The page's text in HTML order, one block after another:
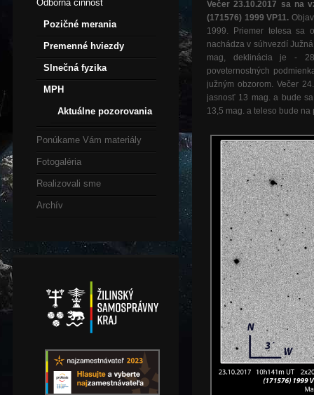
Odborná činnosť
Pozičné merania
Premenné hviezdy
Slnečná fyzika
MPH
Aktuálne pozorovania
Ponúkame Vám materiály
Fotogaléria
Realizovali sme
Archív
Večer 23.10.2017 sa na
(171576) 1999 VP11.
1999. Priemer telesa sa
nachádza v súhvezdí
mag, deklinácia je -
poveternostných
južným obzorom. Večer
jasnosť 13 mag. a bude
13,5 mag. a teleso bude